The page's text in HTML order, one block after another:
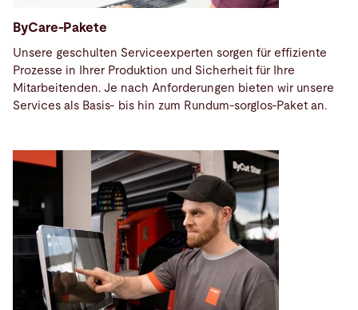
ByCare-Pakete
Unsere geschulten Serviceexperten sorgen für effiziente
Prozesse in Ihrer Produktion und Sicherheit für Ihre
Mitarbeitenden. Je nach Anforderungen bieten wir unsere
Services als Basis- bis hin zum Rundum-sorglos-Paket an.